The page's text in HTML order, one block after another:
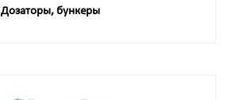
Дозаторы, бункеры